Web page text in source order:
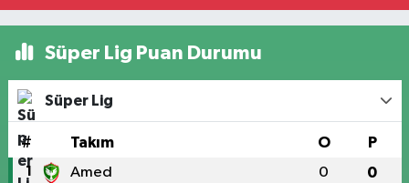
Süper Lig Puan Durumu
Süper Lig
# Takım O P
1 Amed 0 0